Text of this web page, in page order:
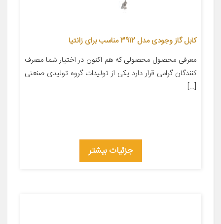
کابل گاز وجودی مدل 3912 مناسب برای زانتیا
معرفی محصول محصولی که هم اکنون در اختیار شما مصرف
کنندگان گرامی قرار دارد یکی از تولیدات گروه تولیدی صنعتی
[…]
جزئیات بیشتر